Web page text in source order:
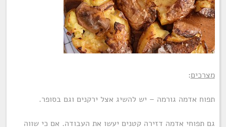
מצרכים:
תפוח אדמה גורמה – יש להשיג אצל ירקנים וגם בסופר.
גם תפוחי אדמה דזירה קטנים יעשו את העבודה. אם כי שווה